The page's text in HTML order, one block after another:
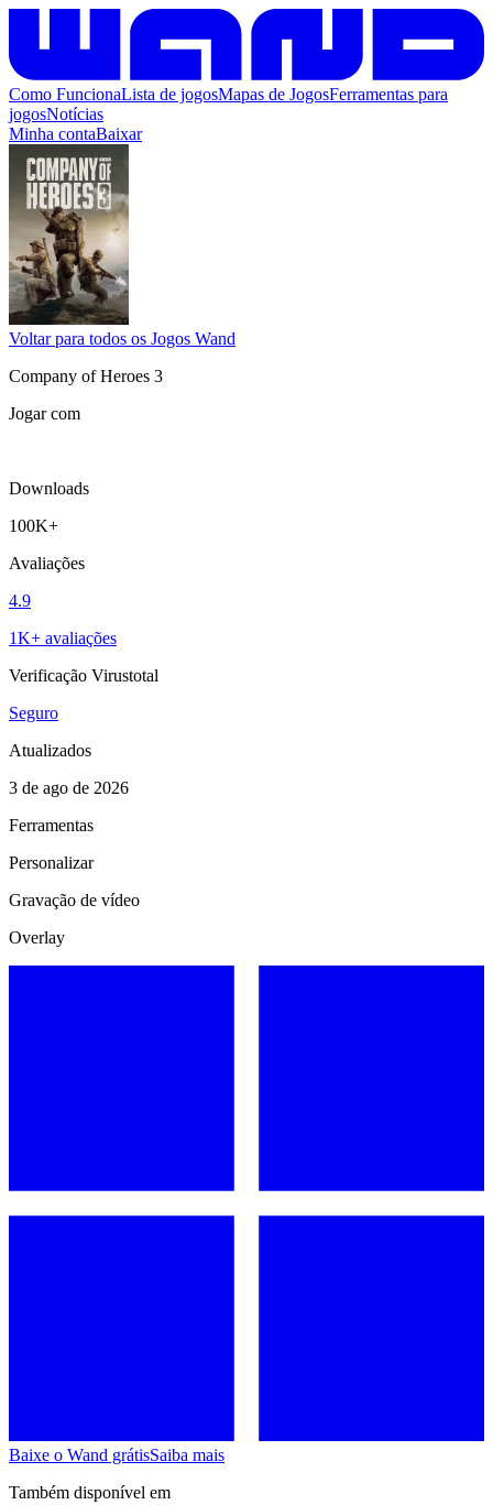
Como FuncionaLista de jogosMapas de JogosFerramentas para
jogosNotícias
Minha contaBaixar
Voltar para todos os Jogos Wand
Company of Heroes 3
Jogar com
Downloads
100K+
Avaliações
4.9
1K+ avaliações
Verificação Virustotal
Seguro
Atualizados
3 de ago de 2026
Ferramentas
Personalizar
Gravação de vídeo
Overlay
Baixe o Wand grátisSaiba mais
Também disponível em